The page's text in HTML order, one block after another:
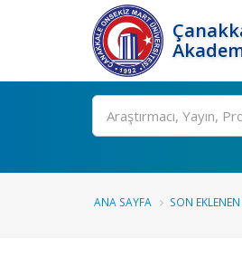
Ara
ANA SAYFA SON